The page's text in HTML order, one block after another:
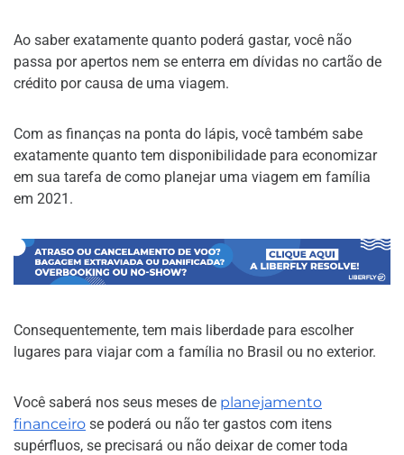
Ao saber exatamente quanto poderá gastar, você não
passa por apertos nem se enterra em dívidas no cartão de
crédito por causa de uma viagem.
Com as finanças na ponta do lápis, você também sabe
exatamente quanto tem disponibilidade para economizar
em sua tarefa de como planejar uma viagem em família
em 2021.
Consequentemente, tem mais liberdade para escolher
lugares para viajar com a família no Brasil ou no exterior.
Você saberá nos seus meses de planejamento
financeiro se poderá ou não ter gastos com itens
supérfluos, se precisará ou não deixar de comer toda